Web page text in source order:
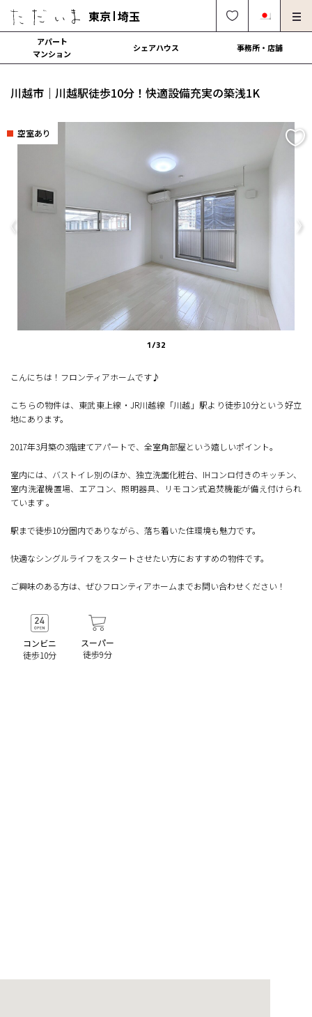
東京 埼玉
0120-249-900
オーナー様向け・管理募集
法人社宅でのご利用
契約の流れ
アパート
マンション
シェアハウス 事務所・店舗
川越市｜川越駅徒歩10分！快適設備充実の築浅1K
空室あり
1/32
こんにちは！フロンティアホームです♪
こちらの物件は、東武東上線・JR川越線「川越」駅より徒歩10分という好立
地にあります。
2017年3月築の3階建てアパートで、全室角部屋という嬉しいポイント。
室内には、バストイレ別のほか、独立洗面化粧台、IHコンロ付きのキッチン、
室内洗濯機置場、エアコン、照明器具、リモコン式追焚機能が備え付けられ
ています 。
駅まで徒歩10分圏内でありながら、落ち着いた住環境も魅力です。
快適なシングルライフをスタートさせたい方におすすめの物件です。
ご興味のある方は、ぜひフロンティアホームまでお問い合わせください！
コンビニ
徒歩10分
スーパー
徒歩9分